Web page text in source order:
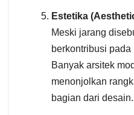
Estetika
Meski jarang
berkontribusi
Banyak arsitek
menonjolkan
bagian dari desain.